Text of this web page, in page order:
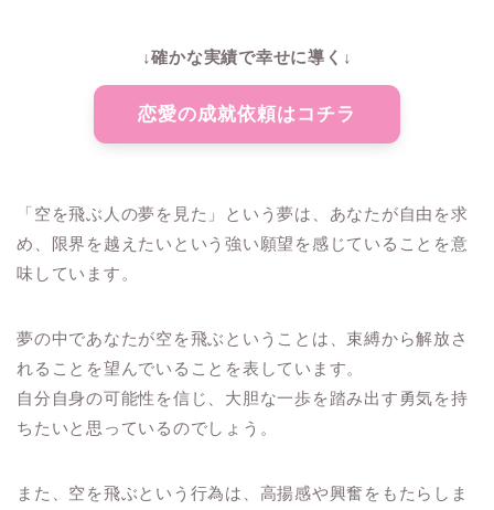
↓確かな実績で幸せに導く↓
恋愛の成就依頼はコチラ
「空を飛ぶ人の夢を見た」という夢は、あなたが自由を求
め、限界を越えたいという強い願望を感じていることを意
味しています。
夢の中であなたが空を飛ぶということは、束縛から解放さ
れることを望んでいることを表しています。
自分自身の可能性を信じ、大胆な一歩を踏み出す勇気を持
ちたいと思っているのでしょう。
また、空を飛ぶという行為は、高揚感や興奮をもたらしま